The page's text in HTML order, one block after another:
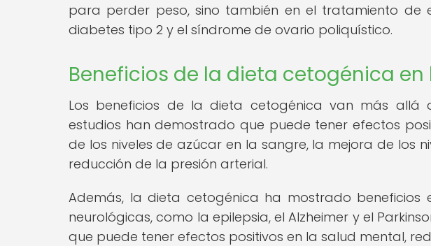
para perder peso, sino también en el tratamiento de
diabetes tipo 2 y el síndrome de ovario poliquístico.
Beneficios de la dieta cetogénica en
Los beneficios de la dieta cetogénica van más allá
estudios han demostrado que puede tener efectos
de los niveles de azúcar en la sangre, la mejora de los
reducción de la presión arterial.
Además, la dieta cetogénica ha mostrado
neurológicas, como la epilepsia, el Alzheimer y el
que puede tener efectos positivos en la salud mental,